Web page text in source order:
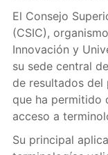
El Consejo
(CSIC),
Innovación y
su sede central
de resultados del
que ha permitido
acceso a
Su principal